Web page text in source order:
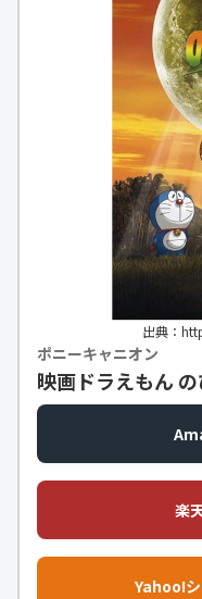
出典：
ポニーキャニオン
映画ドラえもん
楽
Yahoo!